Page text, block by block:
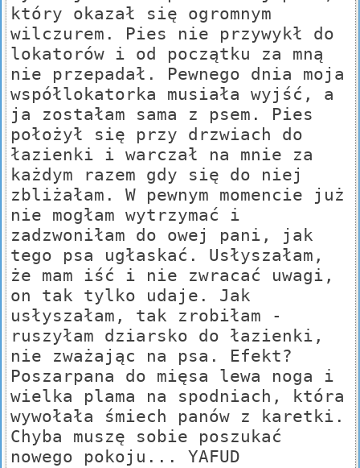
który okazał się ogromnym
wilczurem. Pies nie przywykł do
lokatorów i od początku za mną
nie przepadał. Pewnego dnia moja
współlokatorka musiała wyjść, a
ja zostałam sama z psem. Pies
położył się przy drzwiach do
łazienki i warczał na mnie za
każdym razem gdy się do niej
zbliżałam. W pewnym momencie już
nie mogłam wytrzymać i
zadzwoniłam do owej pani, jak
tego psa ugłaskać. Usłyszałam,
że mam iść i nie zwracać uwagi,
on tak tylko udaje. Jak
usłyszałam, tak zrobiłam -
ruszyłam dziarsko do łazienki,
nie zważając na psa. Efekt?
Poszarpana do mięsa lewa noga i
wielka plama na spodniach, która
wywołała śmiech panów z karetki.
Chyba muszę sobie poszukać
nowego pokoju... YAFUD